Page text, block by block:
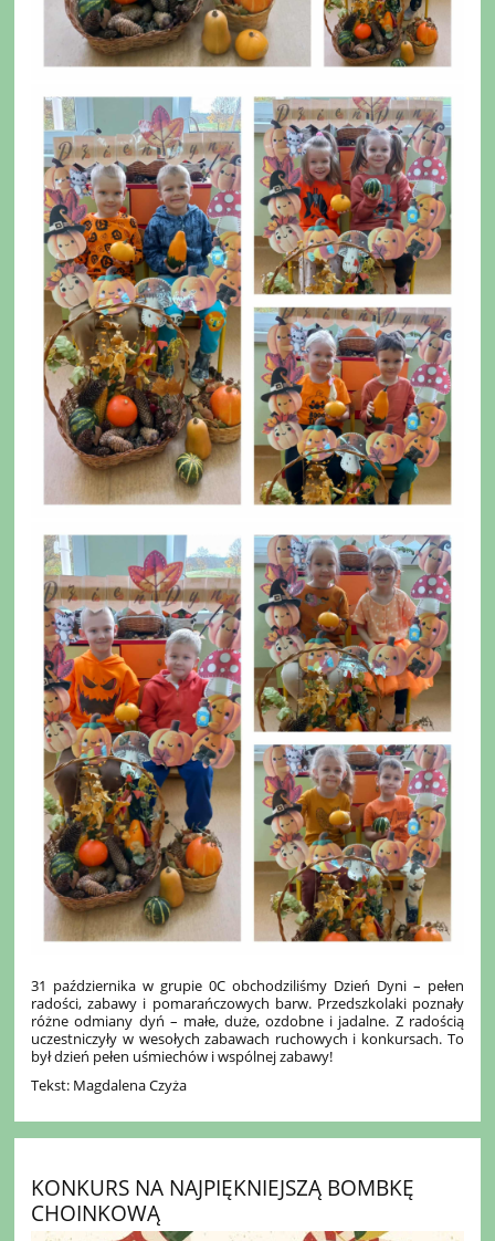
31 października w grupie 0C obchodziliśmy Dzień Dyni – pełen
radości, zabawy i pomarańczowych barw. Przedszkolaki poznały
różne odmiany dyń – małe, duże, ozdobne i jadalne. Z radością
uczestniczyły w wesołych zabawach ruchowych i konkursach. To
był dzień pełen uśmiechów i wspólnej zabawy!
Tekst: Magdalena Czyża
KONKURS NA NAJPIĘKNIEJSZĄ BOMBKĘ
CHOINKOWĄ